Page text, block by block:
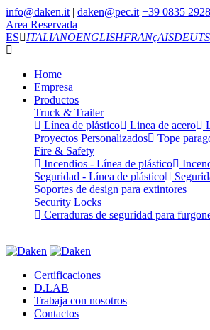
info@daken.it | daken@pec.it +39 0835
Area Reservada
ES
ITALIANOENGLISHFRANçAIS
Home
Empresa
Productos
Truck & Trailer
Línea de plástico
Linea de acero
Proyectos Personalizados
Tope
Fire & Safety
Incendios - Línea de plástico
Seguridad - Línea de plástico
Soportes de design para extintores
Security Locks
Cerraduras de seguridad para
Certificaciones
D.LAB
Trabaja con nosotros
Contactos